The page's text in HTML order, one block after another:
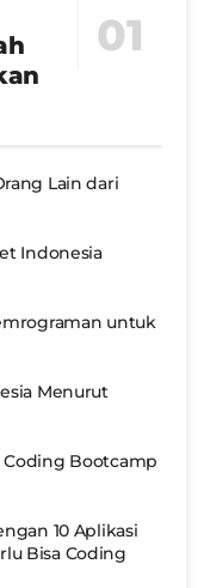
Lain dari
Indonesia
untuk
Menurut
Coding Bootcamp
10 Aplikasi
Bisa Coding